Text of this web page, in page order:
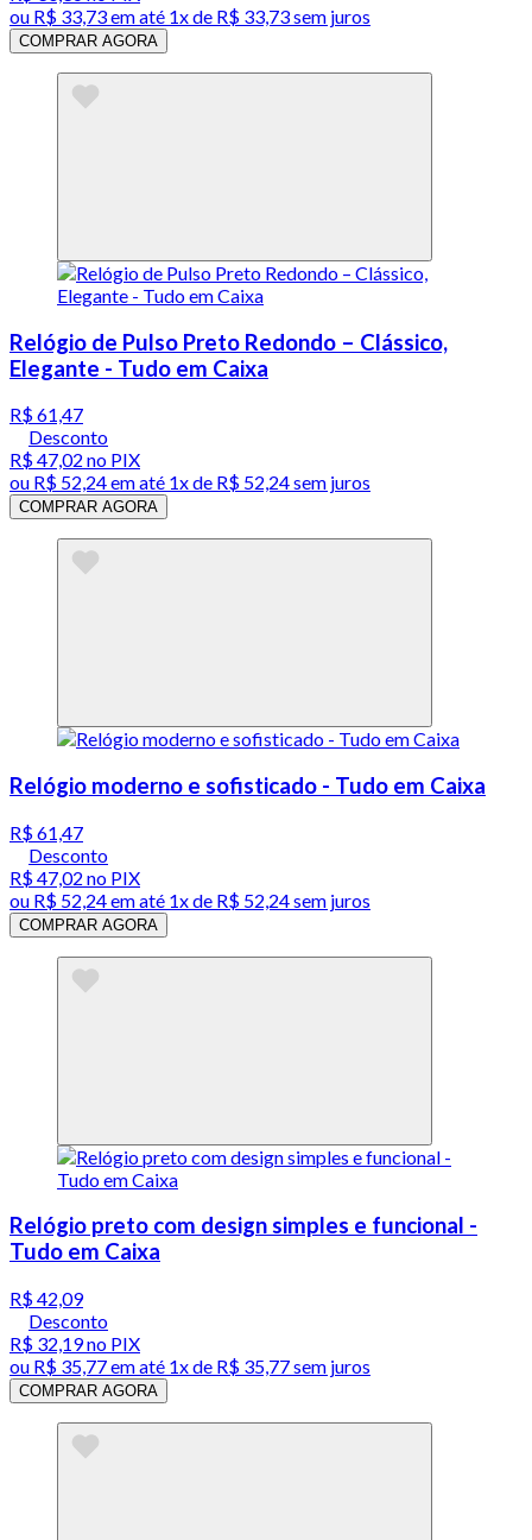
ou R$ 33,73em até 1x de R$ 33,73sem juros
COMPRAR AGORA
Relógio de Pulso Preto Redondo – Clássico,
Elegante - Tudo em Caixa
R$ 61,47
Desconto
R$ 47,02 no PIX
ou R$ 52,24em até 1x de R$ 52,24sem juros
COMPRAR AGORA
Relógio moderno e sofisticado - Tudo em Caixa
R$ 61,47
Desconto
R$ 47,02 no PIX
ou R$ 52,24em até 1x de R$ 52,24sem juros
COMPRAR AGORA
Relógio preto com design simples e funcional -
Tudo em Caixa
R$ 42,09
Desconto
R$ 32,19no PIX
ou R$ 35,77em até 1x de R$ 35,77sem juros
COMPRAR AGORA